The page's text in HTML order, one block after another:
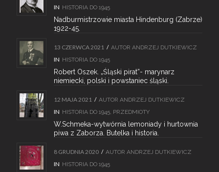
IN HISTORIA DO 1945
Nadburmistrzowie miasta Hindenburg (Zabrze)
1922-45.
13 CZERWCA 2021 / AUTOR ANDRZEJ DUTKIEWICZ
IN HISTORIA DO 1945
Robert Oszek. „Śląski pirat”- marynarz
niemiecki, polski i powstaniec śląski.
12 MAJA 2021 / AUTOR ANDRZEJ DUTKIEWICZ
IN HISTORIA DO 1945, PRZEDMIOTY
W.Schmeka-wytwórnia lemoniady i hurtownia
piwa z Zaborza. Butelka i historia.
8 GRUDNIA 2020 / AUTOR ANDRZEJ DUTKIEWICZ
IN HISTORIA DO 1945